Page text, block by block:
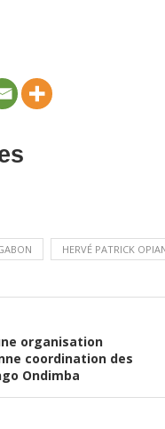
HERVÉ PATRICK
organisation
coordination des
Ondimba